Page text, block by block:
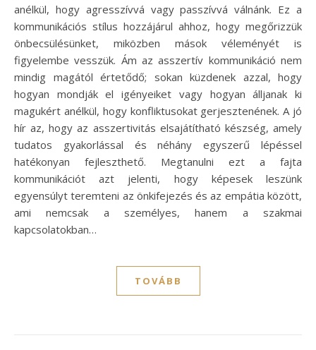
anélkül, hogy agresszívvá vagy passzívvá válnánk. Ez a
kommunikációs stílus hozzájárul ahhoz, hogy megőrizzük
önbecsülésünket, miközben mások véleményét is
figyelembe vesszük. Ám az asszertív kommunikáció nem
mindig magától értetődő; sokan küzdenek azzal, hogy
hogyan mondják el igényeiket vagy hogyan álljanak ki
magukért anélkül, hogy konfliktusokat gerjesztenének. A jó
hír az, hogy az asszertivitás elsajátítható készség, amely
tudatos gyakorlással és néhány egyszerű lépéssel
hatékonyan fejleszthető. Megtanulni ezt a fajta
kommunikációt azt jelenti, hogy képesek leszünk
egyensúlyt teremteni az önkifejezés és az empátia között,
ami nemcsak a személyes, hanem a szakmai
kapcsolatokban…
TOVÁBB